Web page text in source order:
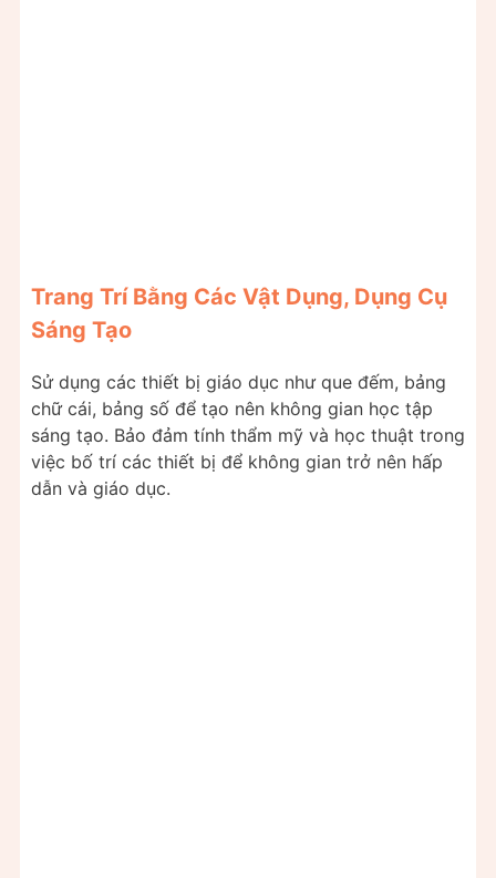
Trang Trí Bằng Các Vật Dụng, Dụng Cụ
Sáng Tạo
Sử dụng các thiết bị giáo dục như que đếm, bảng
chữ cái, bảng số để tạo nên không gian học tập
sáng tạo. Bảo đảm tính thẩm mỹ và học thuật trong
việc bố trí các thiết bị để không gian trở nên hấp
dẫn và giáo dục.